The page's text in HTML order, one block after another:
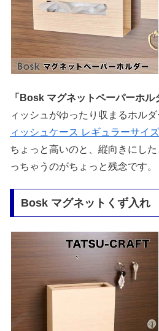
「Bosk マグネットペーパーホル
ィッシュがゆったり収まるホル
ィッシュケース レギュラーサイズ
ちょっと高いのと、縦向きにし
っちゃうのがちょっと残念です。
Bosk マグネットくず入れ